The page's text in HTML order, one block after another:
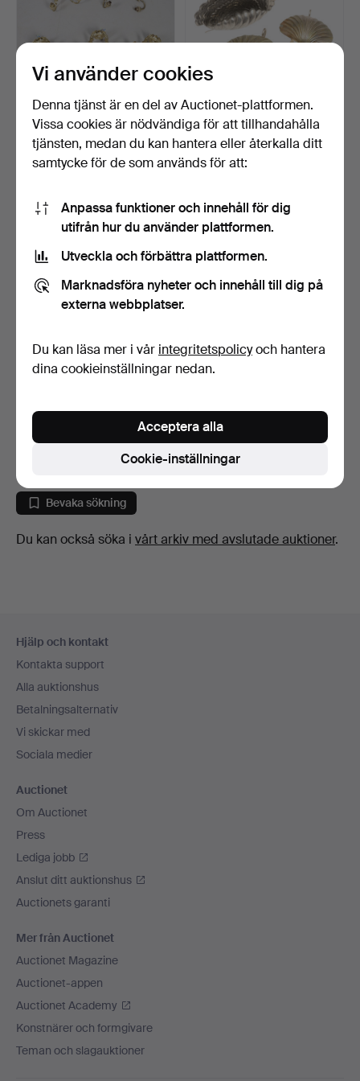
EN GRUPP OM SEX
VÄGGLAMPOR I
LACKERAD MÄSS…
TRE VÄGGLAMPOR I
KROM, SNÄCKFORMADE,
CA 19…
6 dagar
Utvalt
föremål
DÉCO-STIL, TVÅLJUS.
Värdering
Bevaka sökning
Du kan också söka i vårt arkiv med avslutade auktioner.
Hjälp och kontakt
Kontakta support
Alla auktionshus
Betalningsalternativ
Vi skickar med
Sociala medier
Auctionet
Om Auctionet
Press
Lediga jobb
Anslut ditt auktionshus
Auctionets garanti
Mer från Auctionet
Auctionet Magazine
Auctionet-appen
Auctionet Academy
Konstnärer och formgivare
Teman och slagauktioner
Vi använder cookies
Denna tjänst är en del av Auctionet-plattformen.
Vissa cookies är nödvändiga för att tillhandahålla
tjänsten, medan du kan hantera eller återkalla ditt
samtycke för de som används för att:
Anpassa funktioner och innehåll för dig
utifrån hur du använder plattformen.
Utveckla och förbättra plattformen.
Marknadsföra nyheter och innehåll till dig på
externa webbplatser.
Du kan läsa mer i vår integritetspolicyoch hantera
dina cookieinställningar nedan.
Cookie-inställningar
Acceptera alla